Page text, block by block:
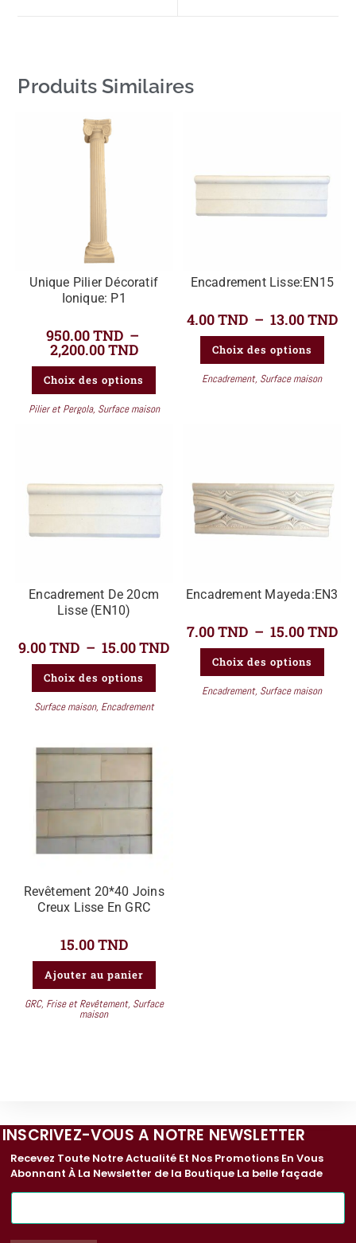
Produits Similaires
Unique Pilier Décoratif
Ionique: P1
950.00TND –
2,200.00TND
Choix des options
Pilier et Pergola, Surface maison
Encadrement Lisse:EN15
4.00TND – 13.00TND
Choix des options
Encadrement, Surface maison
Encadrement De 20cm
Lisse (EN10)
9.00TND – 15.00TND
Choix des options
Surface maison, Encadrement
Encadrement Mayeda:EN3
7.00TND – 15.00TND
Choix des options
Encadrement, Surface maison
Revêtement 20*40 Joins
Creux Lisse En GRC
15.00TND
Ajouter au panier
GRC, Frise et Revêtement, Surface
maison
INSCRIVEZ-VOUS A NOTRE NEWSLETTER
Recevez Toute Notre Actualité Et Nos Promotions En Vous
Abonnant À La Newsletter de la Boutique La belle façade
E